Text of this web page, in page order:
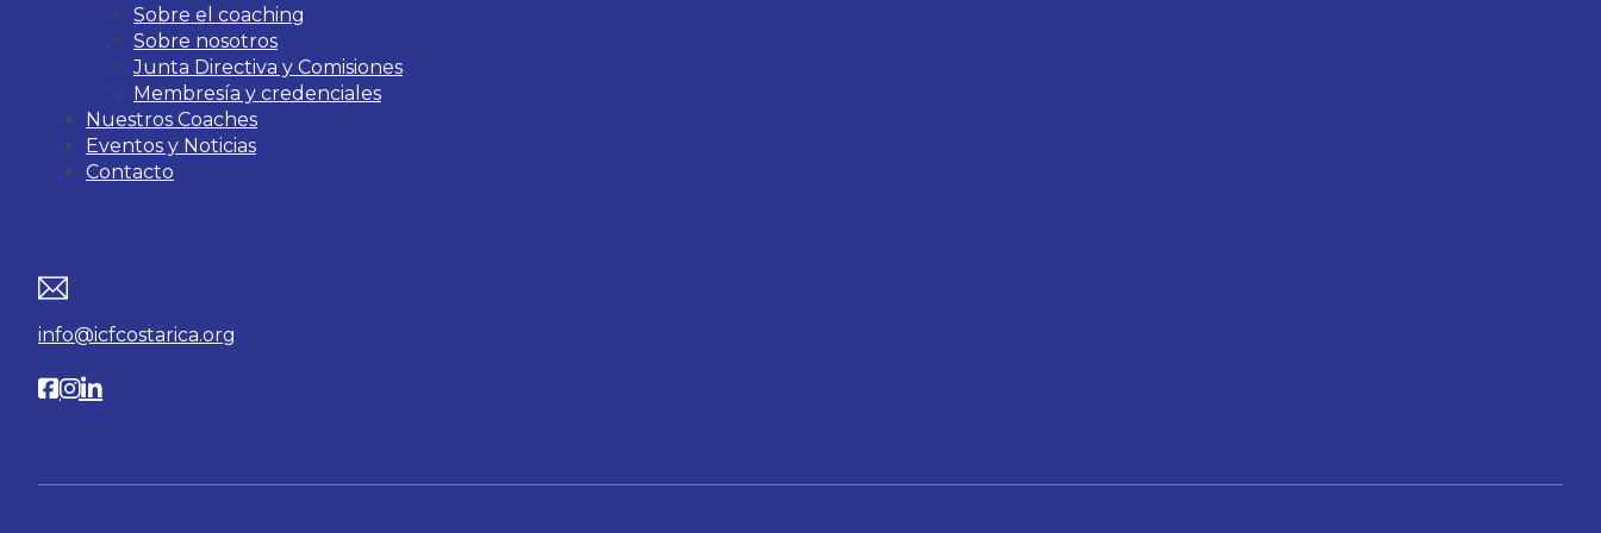
Sobre el coaching
Sobre nosotros
Junta Directiva y Comisiones
Membresía y credenciales
Nuestros Coaches
Eventos y Noticias
Contacto
info@icfcostarica.org